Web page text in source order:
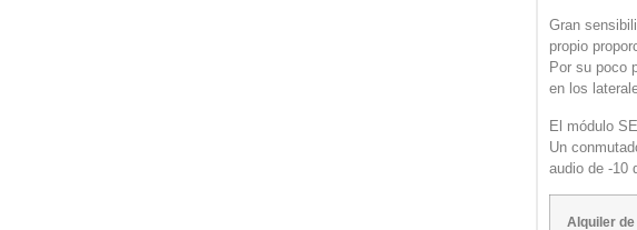
Gran
propio
Por su poco
en los
El módulo
Un
audio de -10
Alquiler